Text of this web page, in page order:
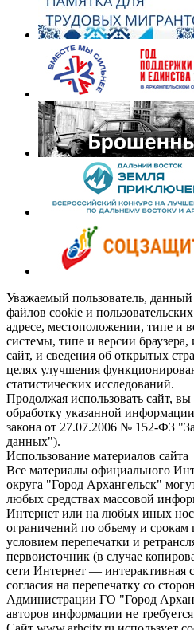
Уважаемый пользователь,
файлов cookie и
адресе, местоположении, типе и
системы, типе и версии
сайт, и сведения об открытых
целях улучшения
статистических исследований.
Продолжая использовать сайт, вы
обработку указанной
закона от 27.07.2006 № 152-ФЗ
данных").
Использование материалов сайта
Все материалы официального
округа "Город Архангельск"
любых средствах массовой
Интернет или на любых иных
ограничений по объему и
условием перепечатки и
первоисточник (в случае
сети Интернет — интерактивная
согласия на перепечатку со
Администрации ГО "Город
авторов информации не